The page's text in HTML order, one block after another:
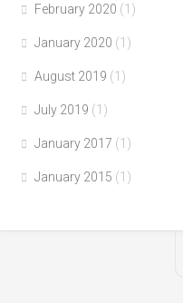
February 2020 (1)
January 2020 (1)
August 2019 (1)
July 2019 (1)
January 2017 (1)
January 2015 (1)